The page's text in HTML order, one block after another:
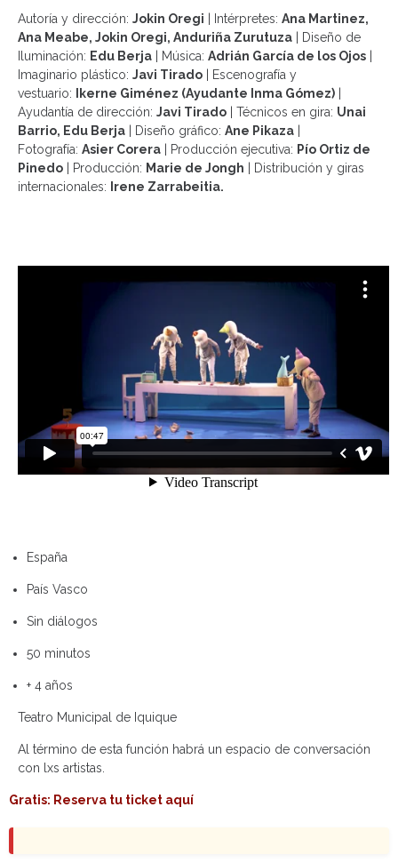
Autoría y dirección: Jokin Oregi | Intérpretes: Ana Martinez,
Ana Meabe, Jokin Oregi, Anduriña Zurutuza | Diseño de
Iluminación: Edu Berja | Música: Adrián García de los Ojos
Imaginario plástico: Javi Tirado | Escenografía y
vestuario:
Ikerne Giménez (Ayudante Inma Gómez)
Ayudantía de dirección: Javi Tirado | Técnicos en gira: Unai
Barrio, Edu Berja | Diseño gráfico: Ane Pikaza
Fotografía: Asier Corera | Producción ejecutiva: Pío Ortiz de
Pinedo | Producción: Marie de Jongh | Distribución y giras
internacionales:
Irene Zarrabeitia.
España
País Vasco
Sin diálogos
50 minutos
+ 4 años
Teatro Municipal de Iquique
Al término de esta función habrá un espacio de conversación
con lxs artistas.
Gratis: Reserva tu ticket aquí